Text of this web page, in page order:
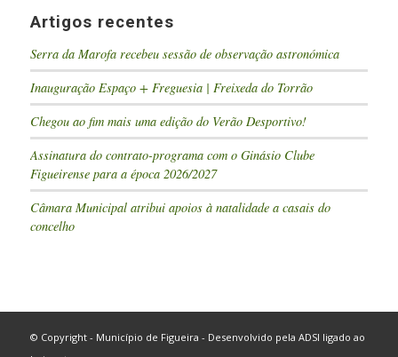
Artigos recentes
Serra da Marofa recebeu sessão de observação astronómica
Inauguração Espaço + Freguesia | Freixeda do Torrão
Chegou ao fim mais uma edição do Verão Desportivo!
Assinatura do contrato-programa com o Ginásio Clube
Figueirense para a época 2026/2027
Câmara Municipal atribui apoios à natalidade a casais do
concelho
© Copyright - Município de Figueira - Desenvolvido pela ADSI ligado ao